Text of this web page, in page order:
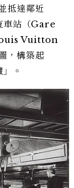
抵達鄰近
站（Gare
Vuitton
，構築起
。